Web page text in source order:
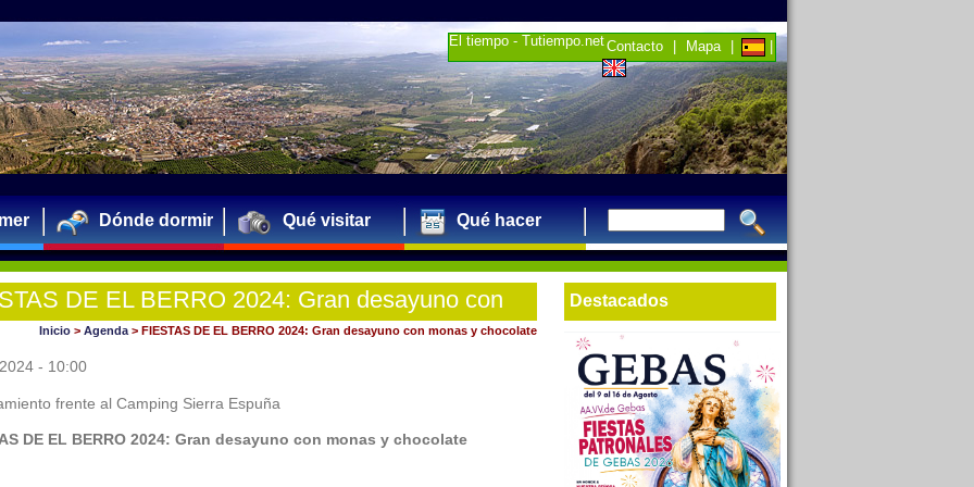
El tiempo - Tutiempo.netContacto Mapa
Dónde dormir Qué visitar Qué hacer
Destacados
DE EL BERRO 2024: Gran desayuno con
y chocolate
Inicio > Agenda > FIESTAS DE EL BERRO 2024: Gran desayuno con monas y chocolate
- 10:00
frente al Camping Sierra Espuña
DE EL BERRO 2024: Gran desayuno con monas y chocolate